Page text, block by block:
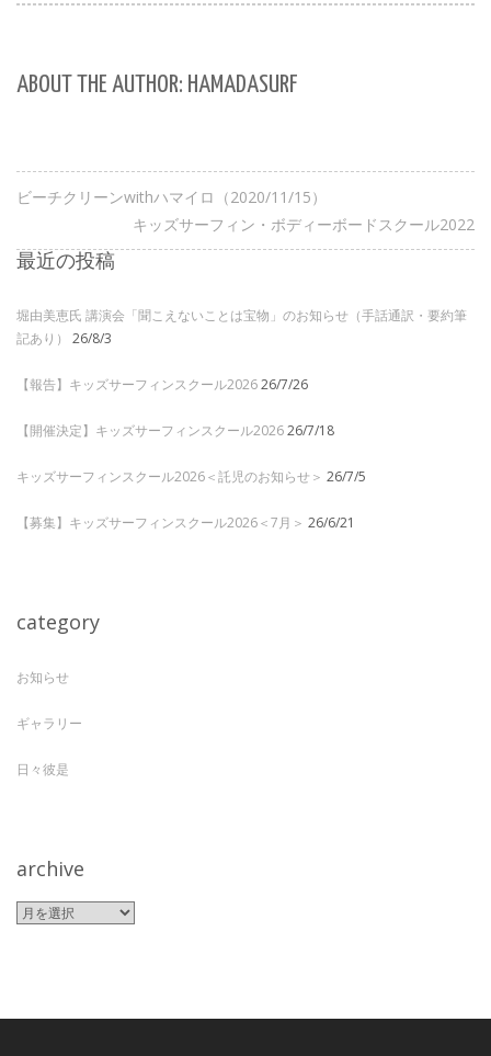
ABOUT THE AUTHOR: HAMADASURF
ビーチクリーンwithハマイロ（2020/11/15）
キッズサーフィン・ボディーボードスクール2022
最近の投稿
堀由美恵氏 講演会「聞こえないことは宝物」のお知らせ（手話通訳・要約筆
記あり）
26/8/3
【報告】キッズサーフィンスクール202626/7/26
【開催決定】キッズサーフィンスクール202626/7/18
キッズサーフィンスクール2026＜託児のお知らせ＞ 26/7/5
【募集】キッズサーフィンスクール2026＜7月＞ 26/6/21
category
お知らせ
ギャラリー
日々彼是
archive
archive